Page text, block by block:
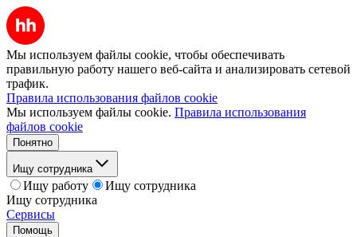
Мы используем файлы cookie, чтобы обеспечивать
правильную работу нашего веб-сайта и анализировать сетевой
трафик.
Правила использования файлов cookie
Мы используем файлы cookie. Правила использования
файлов cookie
Понятно
Ищу сотрудника
Ищу работу
Ищу сотрудника
Ищу сотрудника
Сервисы
Помощь